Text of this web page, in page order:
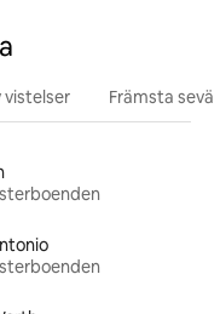
vistelser Främsta